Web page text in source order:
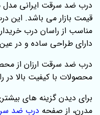
درب ضد سرقت ایرانی مدل
قیمت بازار می باشد. این
مناسب از راسان درب
دارای طراحی ساده و در
درب ضد سرقت ارزان از
محصولات با کیفیت بالا
برای دیدن گزینه‌ های
مدرن، از صفحه‌ درب ضد